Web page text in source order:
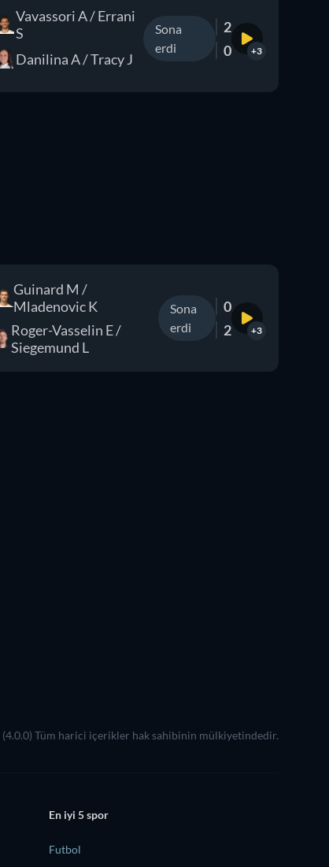
Vavassori A / Errani
S
Danilina A / Tracy J
Sona
erdi
2
0
+3
Guinard M /
Mladenovic K
Roger-Vasselin E /
Siegemund L
Sona
erdi
0
2
+3
(4.0.0) Tüm harici içerikler hak sahibinin mülkiyetindedir.
En iyi 5 spor
Futbol